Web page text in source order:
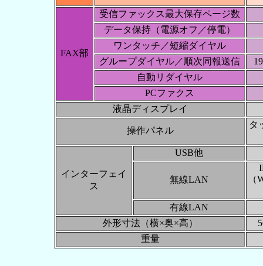
FAX部
受信ファックス最大保存ページ数
データ保持（電源オフ／停電）
ワンタッチ／短縮ダイヤル
グループダイヤル／順次同報送信
自動リダイヤル
PCファクス
液晶ディスプレイ
操作パネル
タ
インターフェイ
ス
USB他
無線LAN
有線LAN
外形寸法（横×奥×高）
重量